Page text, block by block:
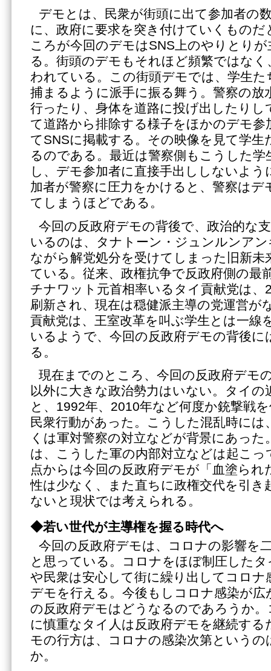
デモとは、民衆が街頭に出て参加者の
に、政府に要求を突き付けていくもの
ころが今回のデモはSNS上のやりとり
る。街頭のデモもそれほど頻繁ではなく
われている。この街頭デモでは、学生
捕まるように派手に振る舞う。警察の放
行ったり、身体を道路に投げ出したりし
て道路から排除する様子をほかのデモ
てSNSに掲載する。その映像を見て学
るのである。最近は警察側もこうした学
し、デモ参加者に直接手出ししないよ
加者が警察に圧力をかけると、警察はデ
てしまうほどである。
今回の反政府デモの背後で、政治的な
いるのは、タナトーン・ジュンルンア
ながら解党処分を受けてしまった旧新未
ている。従来、政権抗争で反政府側の最
チナワット元首相率いるタイ貢献党は、
刷新され、現在は穏健派主導の党運営が
貢献党は、王室改革を叫ぶ学生とは一線
いるようで、今回の反政府デモの背後
る。
現在までのところ、今回の反政府デモ
以外に大きな政治勢力はいない。タイの
と、1992年、2010年など何度か銃撃戦
民衆行動があった。こうした混乱時には
くは軍対警察の対立などが背景にあっ
は、こうした軍の内部対立などは起こ
点からは今回の反政府デモが「血塗られ
性は少なく、また直ちに政権交代を引
ないと現状では考えられる。
◆若い世代が主導権を握る時代へ
今回の反政府デモは、コロナの影響を
と思っている。コロナをほぼ制圧した
や民衆は安心して街に繰り出してコロナ
デモを行える。今後もしコロナ感染が
の反政府デモはどうなるのであろうか
に慎重なタイ人は反政府デモを継続する
モの行方は、コロナの感染次第という
か。